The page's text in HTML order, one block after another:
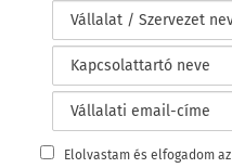
Elolvastam és elfogadom az